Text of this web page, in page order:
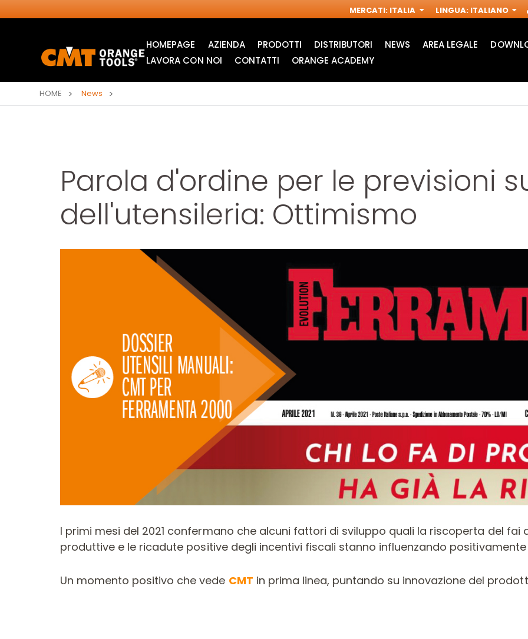
MERCATI: ITALIA LINGUA: ITALIANO
HOMEPAGE AZIENDA PRODOTTI
LAME CIRCOLARI
CMT CONTRACTOR
TOOLS® - ITK PLUS®
LAME PER SEGHE A
GATTUCCIO
OSCILLANTI
PER COMBINATE
ELETTROFRESATRICI
ELETTROFRESATRICI
DISTRIBUTORI NEWS AREA LEGALE
LAVORA CON NOI
CONTATTI ORANGE ACADEMY
HOME News
Parola d'ordine per le previsioni
dell'utensileria: Ottimismo
I primi mesi del 2021 confermano che alcuni fattori di sviluppo quali la riscoperta del fai
produttive e le ricadute positive degli incentivi fiscali stanno influenzando positivamente
Un momento positivo che vede CMT in prima linea, puntando su innovazione del